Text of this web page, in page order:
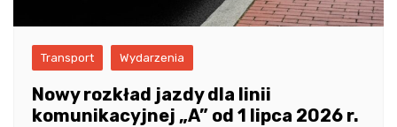
Transport Wydarzenia
Nowy rozkład jazdy dla linii
komunikacyjnej „A” od 1 lipca 2026 r.